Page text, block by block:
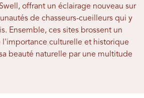
offrant un éclairage nouveau sur
de chasseurs-cueilleurs qui y
Ensemble, ces sites brossent un
l'importance culturelle et historique
beauté naturelle par une multitude